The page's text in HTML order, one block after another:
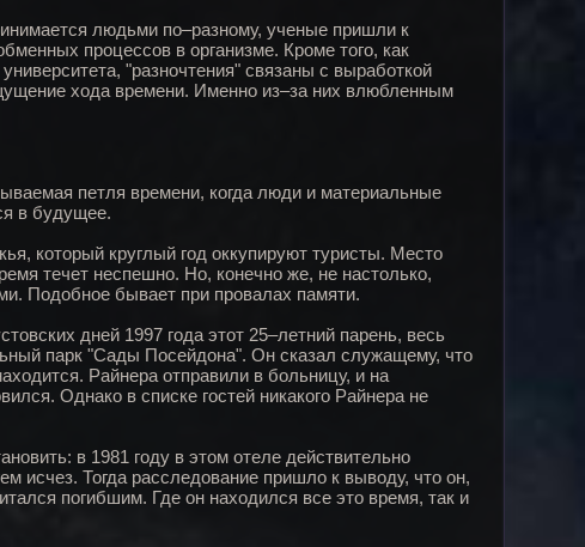
людьми по–разному, ученые пришли к
процессов в организме. Кроме того, как
"разночтения" связаны с выработкой
хода времени. Именно из–за них влюбленным
петля времени, когда люди и материальные
в будущее.
который круглый год оккупируют туристы. Место
течет неспешно. Но, конечно же, не настолько,
Подобное бывает при провалах памяти.
дней 1997 года этот 25–летний парень, весь
парк "Сады Посейдона". Он сказал служащему, что
Райнера отправили в больницу, и на
Однако в списке гостей никакого Райнера не
в 1981 году в этом отеле действительно
исчез. Тогда расследование пришло к выводу, что он,
погибшим. Где он находился все это время, так и